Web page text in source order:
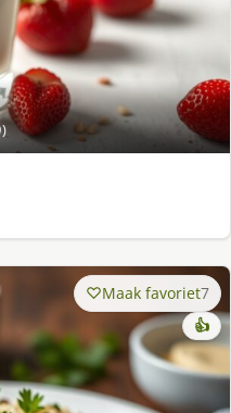
Maak favoriet7
👍